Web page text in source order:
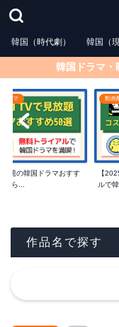
韓国（時代劇） 韓国（現
韓国ドラマ・
ラマ
放題の韓国ドラマおすす
たら...
動画
【
ルで
作品名で探す